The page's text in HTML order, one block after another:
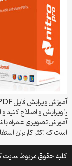
را ویرایش و اصلاح کنید
آموزش تصویری همراه
است که اکثر کاربران
کلیه حقوق مربوط سایت